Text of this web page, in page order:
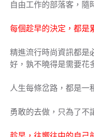
自由工作的部落客，隨
每個趁早的決定，都是
精進流行時尚資訊都是
好，孰不曉得是需要花
人生每條岔路，都是一
勇敢的去做，只為了不